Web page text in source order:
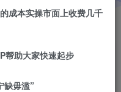
成本实操市面上收费几千
帮助大家快速起步
缺毋滥”